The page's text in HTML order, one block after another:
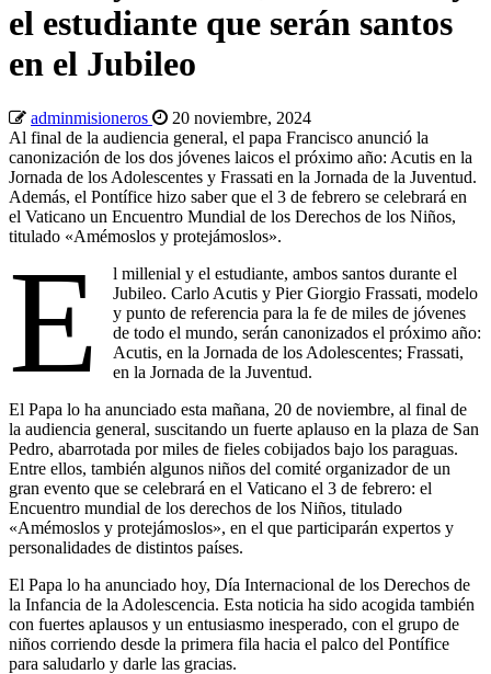
el estudiante que serán santos
en el Jubileo
adminmisioneros
20 noviembre, 2024
Al final de la audiencia general, el papa Francisco anunció la
canonización de los dos jóvenes laicos el próximo año: Acutis en la
Jornada de los Adolescentes y Frassati en la Jornada de la Juventud.
Además, el Pontífice hizo saber que el 3 de febrero se celebrará en
el Vaticano un Encuentro Mundial de los Derechos de los Niños,
titulado «Amémoslos y protejámoslos».
E
l millenial y el estudiante, ambos santos durante el
Jubileo. Carlo Acutis y Pier Giorgio Frassati, modelo
y punto de referencia para la fe de miles de jóvenes
de todo el mundo, serán canonizados el próximo año:
Acutis, en la Jornada de los Adolescentes; Frassati,
en la Jornada de la Juventud.
El Papa lo ha anunciado esta mañana, 20 de noviembre, al final de
la audiencia general, suscitando un fuerte aplauso en la plaza de San
Pedro, abarrotada por miles de fieles cobijados bajo los paraguas.
Entre ellos, también algunos niños del comité organizador de un
gran evento que se celebrará en el Vaticano el 3 de febrero: el
Encuentro mundial de los derechos de los Niños, titulado
«Amémoslos y protejámoslos», en el que participarán expertos y
personalidades de distintos países.
El Papa lo ha anunciado hoy, Día Internacional de los Derechos de
la Infancia de la Adolescencia. Esta noticia ha sido acogida también
con fuertes aplausos y un entusiasmo inesperado, con el grupo de
niños corriendo desde la primera fila hacia el palco del Pontífice
para saludarlo y darle las gracias.